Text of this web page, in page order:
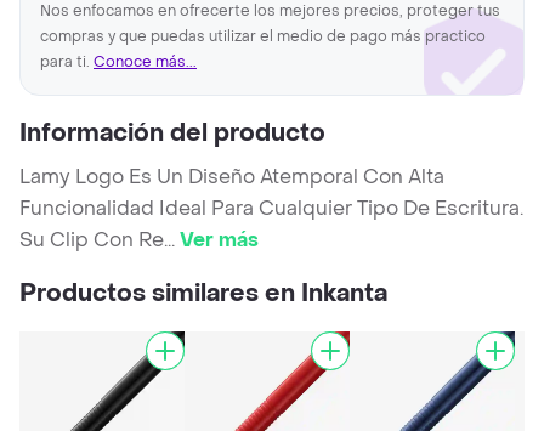
Nos enfocamos en ofrecerte los mejores precios, proteger tus
compras y que puedas utilizar el medio de pago más practico
para ti. Conoce más...
Información del producto
Lamy Logo Es Un Diseño Atemporal Con Alta
Funcionalidad Ideal Para Cualquier Tipo De Escritura.
Su Clip Con Re...Ver más
Productos similares en Inkanta